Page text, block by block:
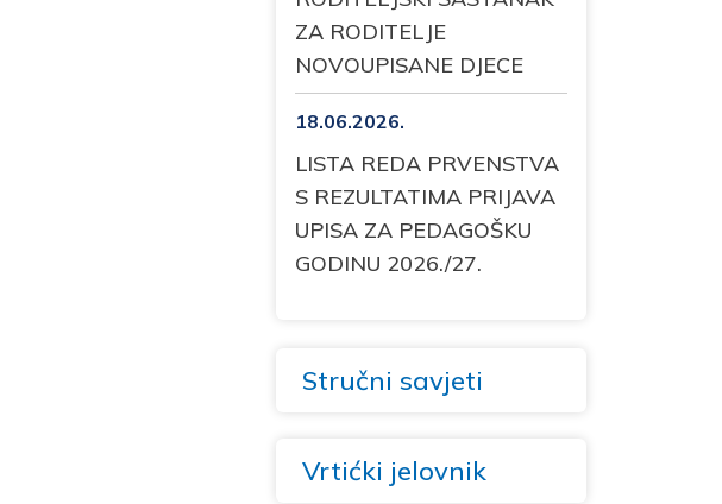
ZA RODITELJE
NOVOUPISANE DJECE
18.06.2026.
LISTA REDA PRVENSTVA
S REZULTATIMA PRIJAVA
UPISA ZA PEDAGOŠKU
GODINU 2026./27.
Stručni savjeti
Vrtićki jelovnik